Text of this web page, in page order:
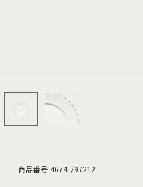
商品番号 4674L/97212